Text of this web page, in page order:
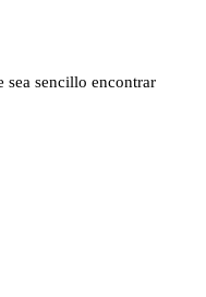
sea sencillo encontrar